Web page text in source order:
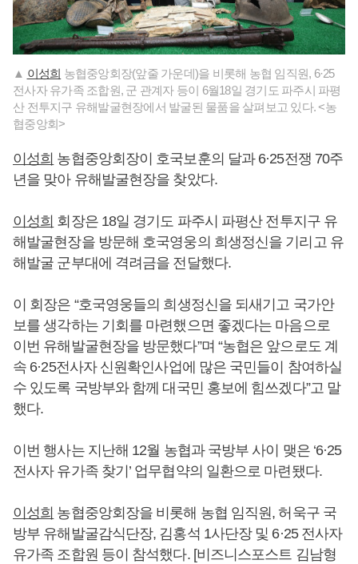
▲ 이성희 농협중앙회장(앞줄 가운데)을 비롯해 농협 임직원, 6·25
전사자 유가족 조합원, 군 관계자 등이 6월18일 경기도 파주시 파평
산 전투지구 유해발굴현장에서 발굴된 물품을 살펴보고 있다. <농
협중앙회>
이성희 농협중앙회장이 호국보훈의 달과 6·25전쟁 70주
년을 맞아 유해발굴현장을 찾았다.
이성희 회장은 18일 경기도 파주시 파평산 전투지구 유
해발굴현장을 방문해 호국영웅의 희생정신을 기리고 유
해발굴 군부대에 격려금을 전달했다.
이 회장은 “호국영웅들의 희생정신을 되새기고 국가안
보를 생각하는 기회를 마련했으면 좋겠다는 마음으로
이번 유해발굴현장을 방문했다”며 “농협은 앞으로도 계
속 6·25전사자 신원확인사업에 많은 국민들이 참여하실
수 있도록 국방부와 함께 대국민 홍보에 힘쓰겠다”고 말
했다.
이번 행사는 지난해 12월 농협과 국방부 사이 맺은 ‘6·25
전사자 유가족 찾기’ 업무협약의 일환으로 마련됐다.
이성희 농협중앙회장을 비롯해 농협 임직원, 허욱구 국
방부 유해발굴감식단장, 김홍석 1사단장 및 6·25 전사자
유가족 조합원 등이 참석했다. [비즈니스포스트 김남형